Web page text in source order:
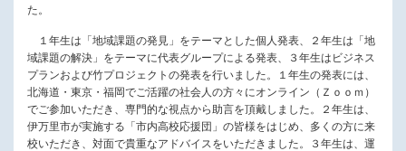
た。
１年生は「地域課題の発見」をテーマとした個人発表、２年生は「地
域課題の解決」をテーマに代表グループによる発表、３年生はビジネス
プランおよび竹プロジェクトの発表を行いました。１年生の発表には、
北海道・東京・福岡でご活躍の社会人の方々にオンライン（Ｚｏｏｍ）
でご参加いただき、専門的な視点から助言を頂戴しました。２年生は、
伊万里市が実施する「市内高校応援団」の皆様をはじめ、多くの方に来
校いただき、対面で貴重なアドバイスをいただきました。３年生は、運